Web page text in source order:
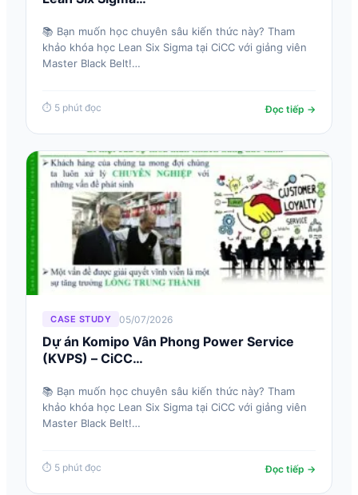
📚 Bạn muốn học chuyên sâu kiến thức này? Tham
khảo khóa học Lean Six Sigma tại CiCC với giảng viên
Master Black Belt!…
⏱ 5 phút đọc Đọc tiếp →
CASE STUDY 05/07/2026
Dự án Komipo Vân Phong Power Service
(KVPS) – CiCC…
📚 Bạn muốn học chuyên sâu kiến thức này? Tham
khảo khóa học Lean Six Sigma tại CiCC với giảng viên
Master Black Belt!…
⏱ 5 phút đọc Đọc tiếp →